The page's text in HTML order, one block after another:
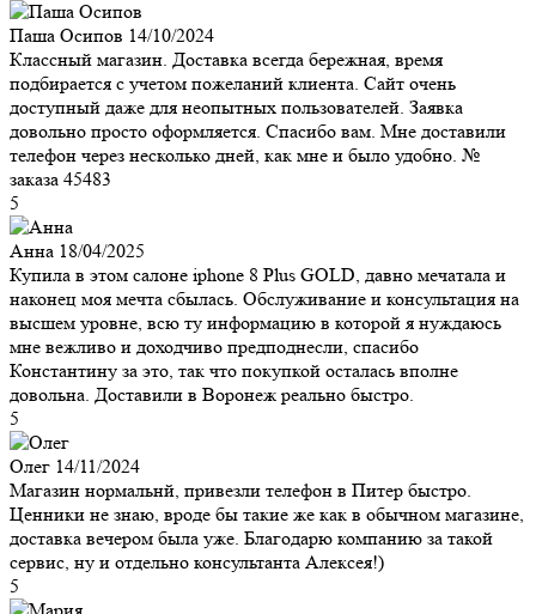
Паша Осипов 14/10/2024
Классный магазин. Доставка всегда бережная, время
подбирается с учетом пожеланий клиента. Сайт очень
доступный даже для неопытных пользователей. Заявка
довольно просто оформляется. Спасибо вам. Мне доставили
телефон через несколько дней, как мне и было удобно. №
заказа 45483
5
Анна 18/04/2025
Купила в этом салоне iphone 8 Plus GOLD, давно мечатала и
наконец моя мечта сбылась. Обслуживание и консультация на
высшем уровне, всю ту информацию в которой я нуждаюсь
мне вежливо и доходчиво предподнесли, спасибо
Константину за это, так что покупкой осталась вполне
довольна. Доставили в Воронеж реально быстро.
5
Олег 14/11/2024
Магазин нормальнй, привезли телефон в Питер быстро.
Ценники не знаю, вроде бы такие же как в обычном магазине,
доставка вечером была уже. Благодарю компанию за такой
сервис, ну и отдельно консультанта Алексея!)
5